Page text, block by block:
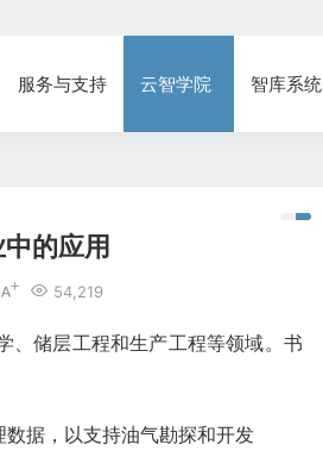
服务与支持 云智学院 智库系统
的应用
54,219
、储层工程和生产工程等领域。书
数据，以支持油气勘探和开发